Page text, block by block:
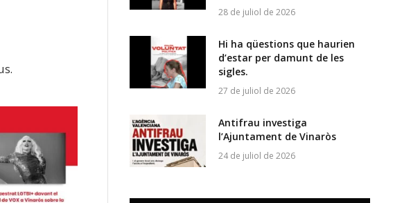
28 de juliol de 2026
Hi ha qüestions que haurien
d’estar per damunt de les
sigles.
27 de juliol de 2026
Antifrau investiga
l’Ajuntament de Vinaròs
24 de juliol de 2026